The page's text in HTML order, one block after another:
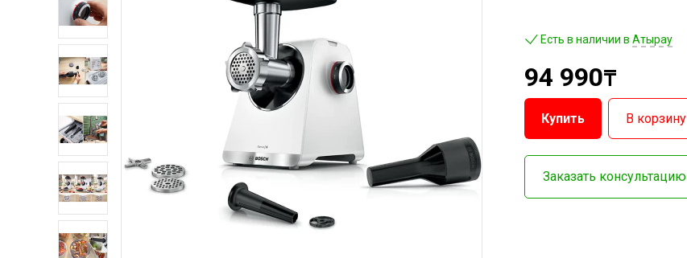
Есть в наличии в Атырау
94 990₸
Купить В корзину
Заказать консультацию